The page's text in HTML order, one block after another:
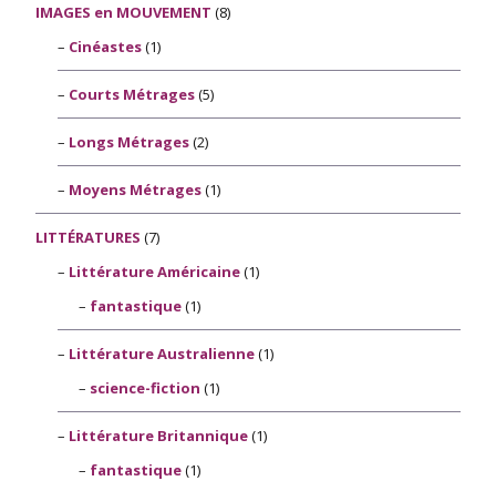
IMAGES en MOUVEMENT (8)
Cinéastes(1)
Courts Métrages(5)
Longs Métrages(2)
Moyens Métrages(1)
LITTÉRATURES (7)
Littérature Américaine(1)
fantastique(1)
Littérature Australienne(1)
science-fiction (1)
Littérature Britannique(1)
fantastique(1)